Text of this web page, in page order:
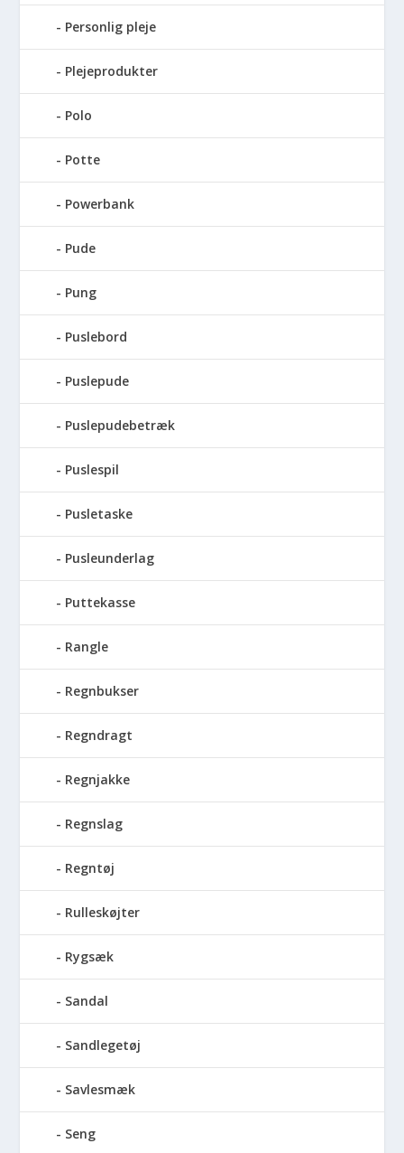
Personlig pleje
Plejeprodukter
Polo
Potte
Powerbank
Pude
Pung
Puslebord
Puslepude
Puslepudebetræk
Puslespil
Pusletaske
Pusleunderlag
Puttekasse
Rangle
Regnbukser
Regndragt
Regnjakke
Regnslag
Regntøj
Rulleskøjter
Rygsæk
Sandal
Sandlegetøj
Savlesmæk
Seng